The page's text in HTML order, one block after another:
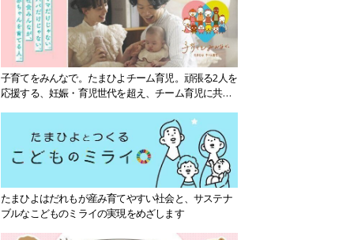
子育てをみんなで。たまひよチーム育児。頑張る2人を
応援する、妊娠・育児世代を超え、チーム育児に共感
たまひよはだれもが産み育てやすい社会と、サステナ
ブルなこどものミライの実現をめざします